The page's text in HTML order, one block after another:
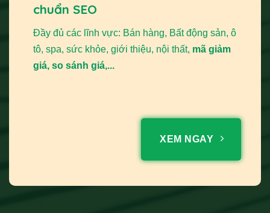
chuẩn SEO
Đầy đủ các lĩnh vực: Bán hàng, Bất động sản, ô
tô, spa, sức khỏe, giới thiệu, nội thất, mã giảm
giá, so sánh giá,...
XEM NGAY